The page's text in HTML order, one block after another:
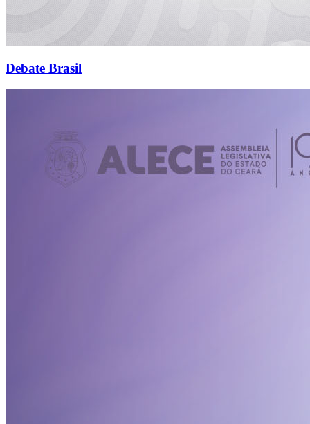
Debate Brasil